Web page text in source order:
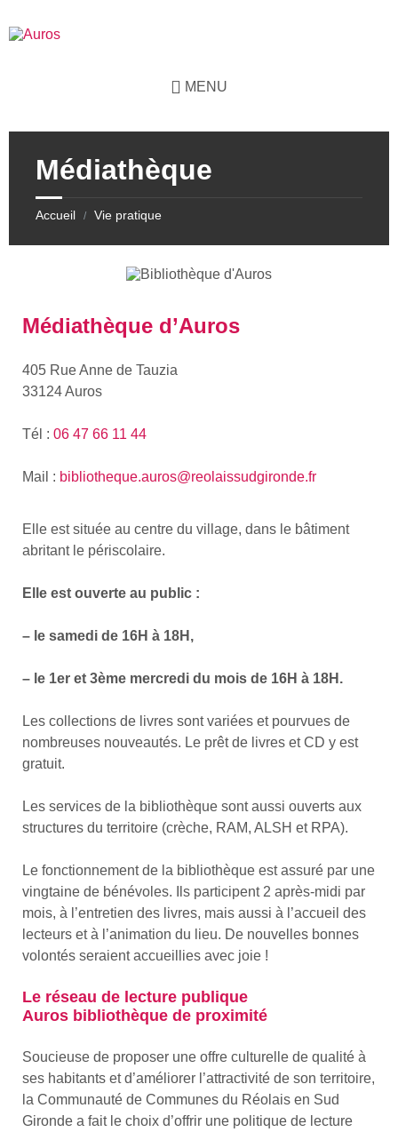
content
left
right
footer
MENU
Médiathèque
Accueil / Vie pratique
Médiathèque d’Auros
405 Rue Anne de Tauzia
33124 Auros
Tél : 06 47 66 11 44
Mail : bibliotheque.auros@reolaissudgironde.fr
Elle est située au centre du village, dans le bâtiment
abritant le périscolaire.
Elle est ouverte au public :
– le samedi de 16H à 18H,
– le 1er et 3ème mercredi du mois de 16H à 18H.
Les collections de livres sont variées et pourvues de
nombreuses nouveautés. Le prêt de livres et CD y est
gratuit.
Les services de la bibliothèque sont aussi ouverts aux
structures du territoire (crèche, RAM, ALSH et RPA).
Le fonctionnement de la bibliothèque est assuré par une
vingtaine de bénévoles. Ils participent 2 après-midi par
mois, à l’entretien des livres, mais aussi à l’accueil des
lecteurs et à l’animation du lieu. De nouvelles bonnes
volontés seraient accueillies avec joie !
Le réseau de lecture publique
Auros bibliothèque de proximité
Soucieuse de proposer une offre culturelle de qualité à
ses habitants et d’améliorer l’attractivité de son territoire,
la Communauté de Communes du Réolais en Sud
Gironde a fait le choix d’offrir une politique de lecture